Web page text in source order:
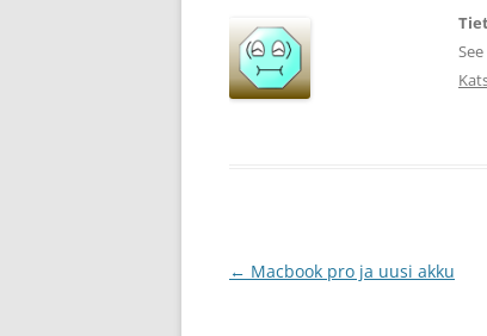
Artikkelien
← Macbook pro ja uusi akku